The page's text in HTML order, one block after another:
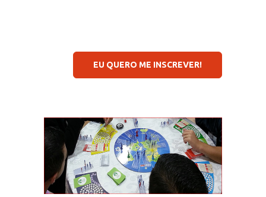
EU QUERO ME INSCREVER!